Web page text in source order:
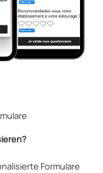
Formulare